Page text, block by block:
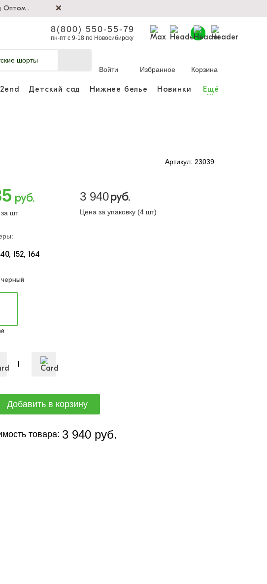
Оптом .
8(800) 550-55-79
пн-пт с 9-18 по Новосибирску
шорты
Войти
Избранное Корзина
Детский сад Нижнее белье Новинки Ещё
...
Артикул: 23039
руб.
шт
3 940руб.
Цена за упаковку (4 шт)
152 164
черный
товара: 3 940 руб.